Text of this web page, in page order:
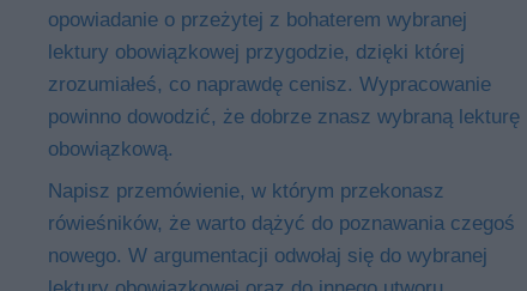
opowiadanie o przeżytej z bohaterem wybranej
lektury obowiązkowej przygodzie, dzięki której
zrozumiałeś, co naprawdę cenisz. Wypracowanie
powinno dowodzić, że dobrze znasz wybraną lekturę
obowiązkową.
Napisz przemówienie, w którym przekonasz
rówieśników, że warto dążyć do poznawania czegoś
nowego. W argumentacji odwołaj się do wybranej